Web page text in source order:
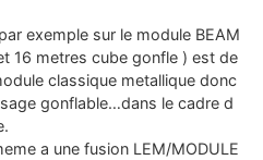
exemple sur le module BEAM
16 metres cube gonfle ) est de
classique metallique donc
gonflable…dans le cadre d
a une fusion LEM/MODULE